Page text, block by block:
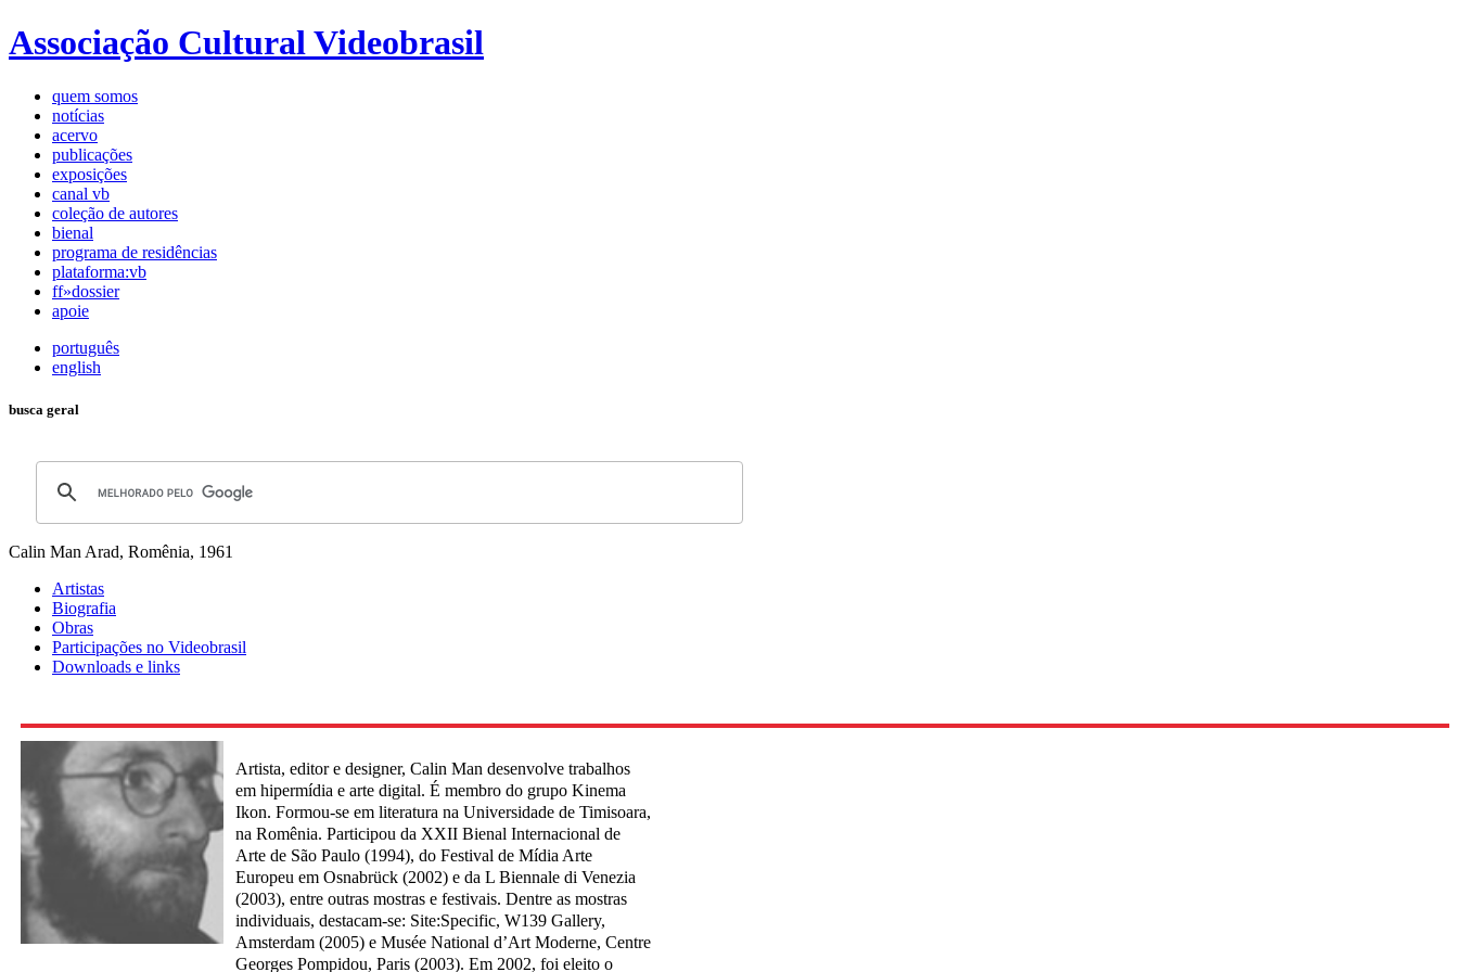
Associação Cultural Videobrasil
quem somos
notícias
acervo
publicações
exposições
canal vb
coleção de autores
bienal
programa de residências
plataforma:vb
ff»dossier
apoie
português
english
busca geral
Calin Man Arad, Romênia, 1961
Artistas
Biografia
Obras
Participações no Videobrasil
Downloads e links
Artista, editor e designer, Calin Man desenvolve trabalhos
em hipermídia e arte digital. É membro do grupo Kinema
Ikon. Formou-se em literatura na Universidade de Timisoara,
na Romênia. Participou da XXII Bienal Internacional de
Arte de São Paulo (1994), do Festival de Mídia Arte
Europeu em Osnabrück (2002) e da L Biennale di Venezia
(2003), entre outras mostras e festivais. Dentre as mostras
individuais, destacam-se: Site:Specific, W139 Gallery,
Amsterdam (2005) e Musée National d’Art Moderne, Centre
Georges Pompidou, Paris (2003). Em 2002, foi eleito o